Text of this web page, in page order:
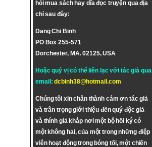
hỏi mua sách hay dĩa đọc truyện qua địa
chỉ sau đây:
Dang Chi Binh
PO Box 255-571
Dorchester, MA. 02125, USA
Hoặc quý vị có thể liên lạc với tác giả qua
email:dcbinh38@hotmail.com
Chúng tôi xin chân thành cám ơn tác giả
và trân trọng giới thiệu đến quý độc giả
và thính giả khắp nơi một bộ hồi ký có
một không hai, của một trong những điệp
viên hoạt động trong bóng tối, một chiến